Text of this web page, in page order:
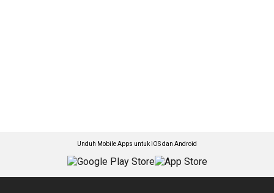
Unduh Mobile Apps untuk iOS dan Android